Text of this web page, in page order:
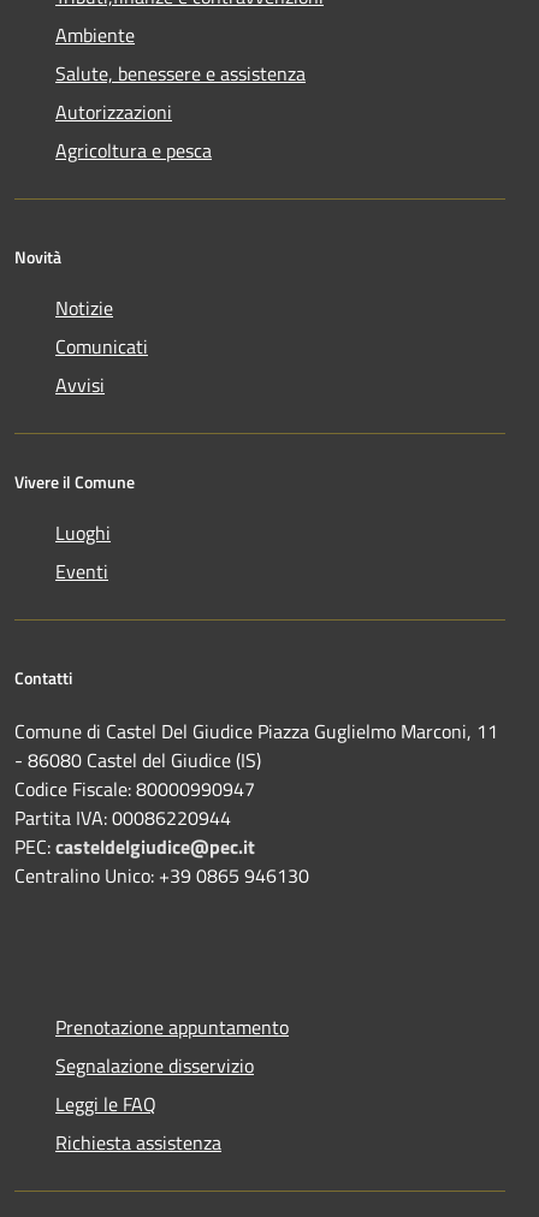
Ambiente
Salute, benessere e assistenza
Autorizzazioni
Agricoltura e pesca
Novità
Notizie
Comunicati
Avvisi
Vivere il Comune
Luoghi
Eventi
Contatti
Comune di Castel Del Giudice Piazza Guglielmo Marconi, 11
- 86080 Castel del Giudice (IS)
Codice Fiscale: 80000990947
Partita IVA: 00086220944
PEC:casteldelgiudice@pec.it
Centralino Unico: +39 0865 946130
Prenotazione appuntamento
Segnalazione disservizio
Leggi le FAQ
Richiesta assistenza